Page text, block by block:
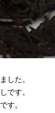
した。
です。
す。